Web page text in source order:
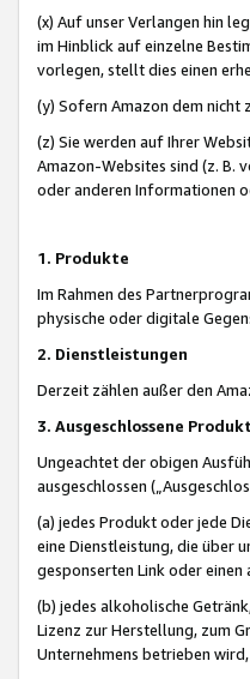
(x) Auf unser Verlangen hin
im Hinblick auf einzelne
vorlegen, stellt dies einen
(y) Sofern Amazon dem
(z) Sie werden auf Ihrer
Amazon-Websites sind (z. B.
oder anderen Informationen
1. Produkte
Im Rahmen des
physische oder digitale
2. Dienstleistungen
Derzeit zählen außer den
3. Ausgeschlossene
Ungeachtet der obigen
ausgeschlossen
(a) jedes Produkt oder jede
eine Dienstleistung, die über
gesponserten Link oder
(b) jedes alkoholische
Lizenz zur Herstellung, zum
Unternehmens betrieben wird,